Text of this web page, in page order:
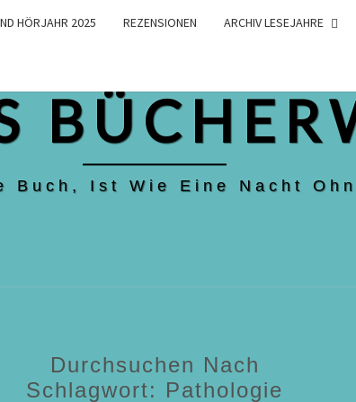
HÖRJAHR 2025 REZENSIONEN ARCHIV LESEJAHRE
Buch, Ist Wie Eine Nacht
Durchsuchen Nach
Schlagwort: Pathologie